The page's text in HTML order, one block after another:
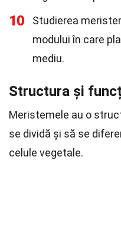
10
Studierea
modului în care
mediu.
Structura și
Meristemele au o
se dividă și să se
celule vegetale.